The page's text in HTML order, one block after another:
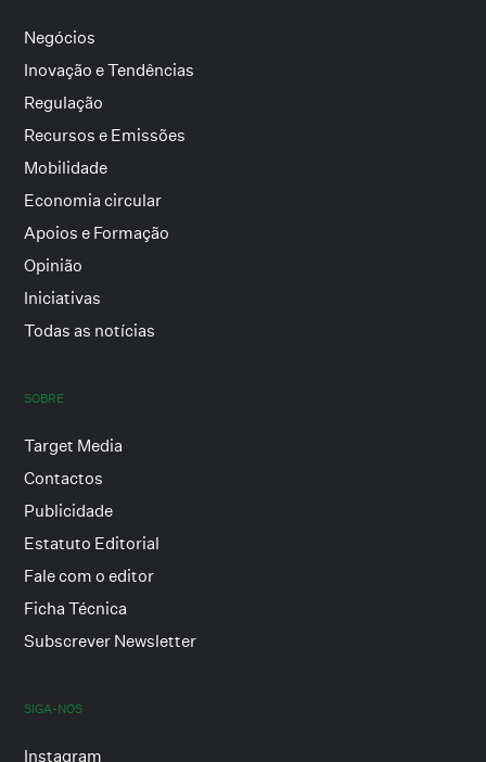
Negócios
Inovação e Tendências
Regulação
Recursos e Emissões
Mobilidade
Economia circular
Apoios e Formação
Opinião
Iniciativas
Todas as notícias
SOBRE
Target Media
Contactos
Publicidade
Estatuto Editorial
Fale com o editor
Ficha Técnica
Subscrever Newsletter
SIGA-NOS
Instagram